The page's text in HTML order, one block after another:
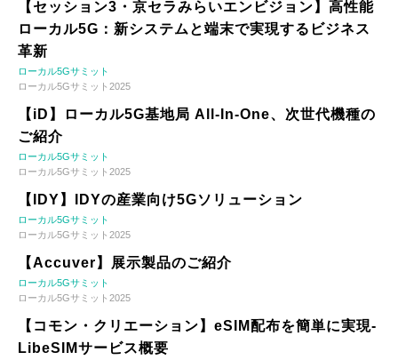
【セッション3・京セラみらいエンビジョン】高性能
ローカル5G：新システムと端末で実現するビジネス
革新
ローカル5Gサミット
ローカル5Gサミット2025
【iD】ローカル5G基地局 All-In-One、次世代機種の
ご紹介
ローカル5Gサミット
ローカル5Gサミット2025
【IDY】IDYの産業向け5Gソリューション
ローカル5Gサミット
ローカル5Gサミット2025
【Accuver】展示製品のご紹介
ローカル5Gサミット
ローカル5Gサミット2025
【コモン・クリエーション】eSIM配布を簡単に実現-
LibeSIMサービス概要